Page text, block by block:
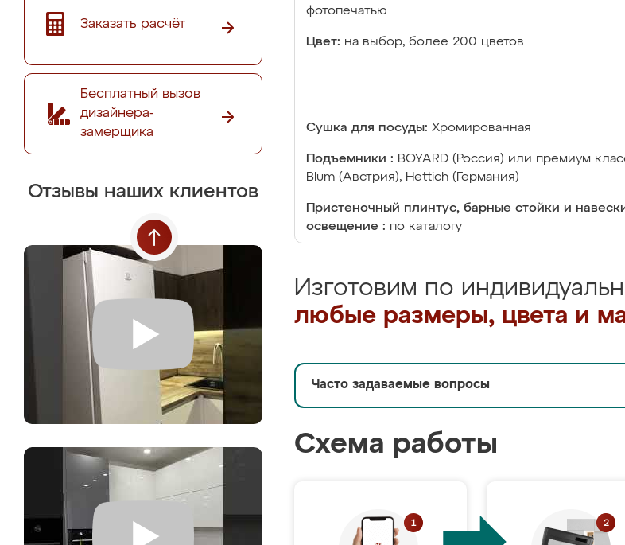
Заказать расчёт
Бесплатный вызов
дизайнера-
замерщика
Отзывы наших клиентов
фотопечатью
Цвет: на выбор, более 200 цветов
Сушка для посуды: Хромированная
Подъемники : BOYARD (Россия) или премиум
Blum (Австрия), Hettich (Германия)
Пристеночный плинтус, барные стойки и
освещение : по каталогу
Изготовим по
любые размеры, цвета и
Часто задаваемые вопросы
Схема работы